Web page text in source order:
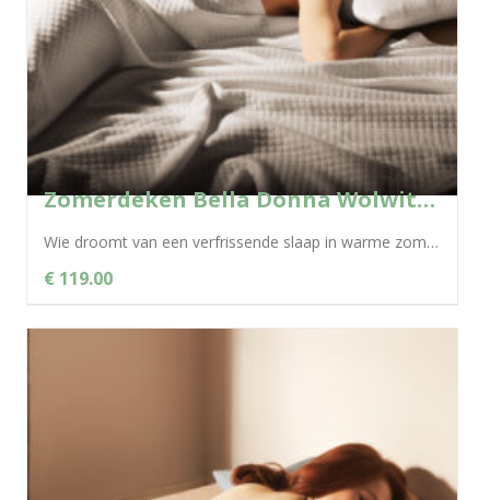
Zomerdeken Bella Donna Wolwit – 0114
Wie droomt van een verfrissende slaap in warme zomernachten, kan gerust zijn ogen openen: de Bella Donna zomerdeken biedt dankzij de natuurlijke...
€ 119.00